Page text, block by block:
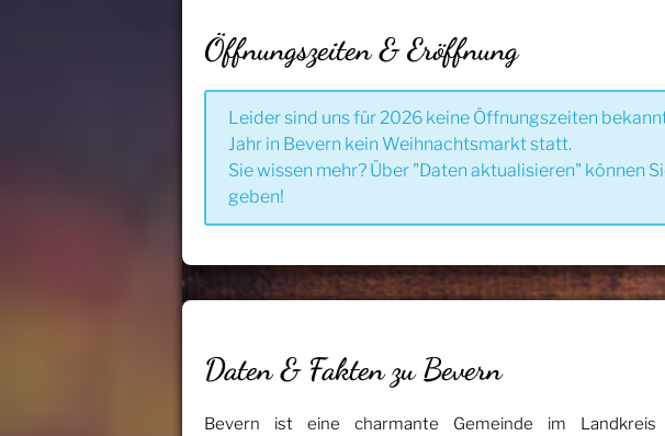
Öffnungszeiten & Eröffnung
Leider sind uns für 2026 keine Öffnungszeiten
Jahr in Bevern kein Weihnachtsmarkt statt.
Sie wissen mehr? Über "Daten aktualisieren" können
geben!
Daten & Fakten zu Bevern
Bevern ist eine charmante Gemeinde im Landkreis